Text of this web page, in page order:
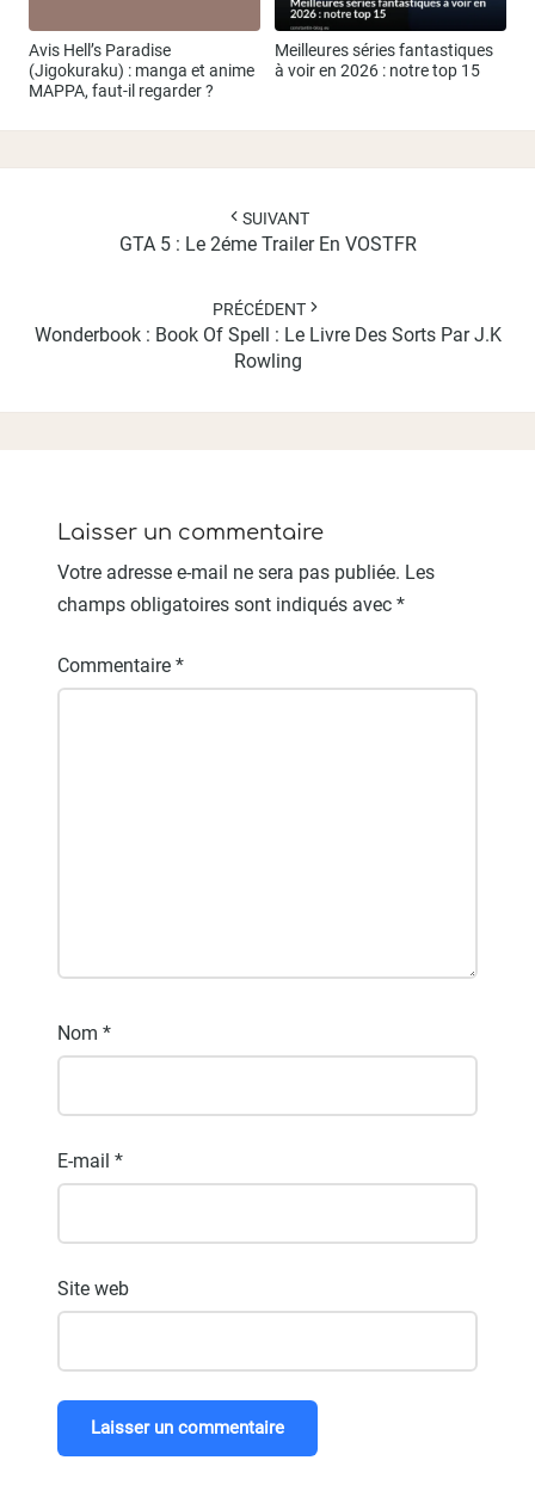
Avis Hell’s Paradise
(Jigokuraku) : manga et anime
MAPPA, faut-il regarder ?
Meilleures séries fantastiques
à voir en 2026 : notre top 15
SUIVANT
GTA 5 : Le 2éme Trailer En VOSTFR
PRÉCÉDENT
Wonderbook : Book Of Spell : Le Livre Des Sorts Par J.K
Rowling
Laisser un commentaire
Votre adresse e-mail ne sera pas publiée. Les
champs obligatoires sont indiqués avec *
Commentaire *
Nom *
E-mail *
Site web